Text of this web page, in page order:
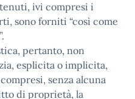
ivi compresi i
sono forniti “così come
pertanto, non
esplicita o implicita,
senza alcuna
di proprietà, la